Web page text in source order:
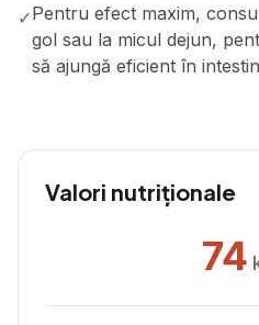
✓Pentru efect maxim,
gol sau la micul dejun,
să ajungă eficient în
Valori nutriționale
74